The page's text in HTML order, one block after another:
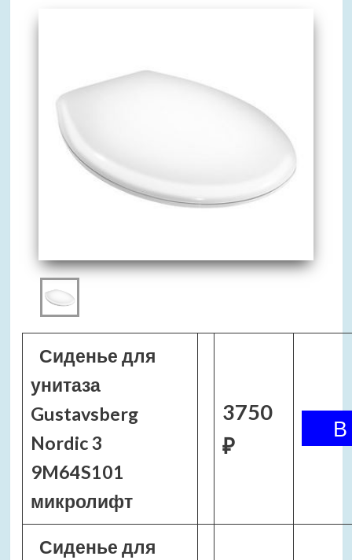
Сиденье для
унитаза
Gustavsberg
Nordic 3
9M64S101
микролифт
3750
₽
Сиденье для